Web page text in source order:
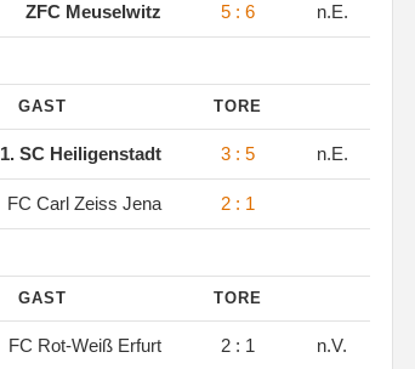
ZFC Meuselwitz 5 : 6 n.E.
GAST TORE
1. SC Heiligenstadt 3 : 5 n.E.
FC Carl Zeiss Jena 2 : 1
GAST TORE
FC Rot-Weiß Erfurt 2 : 1 n.V.